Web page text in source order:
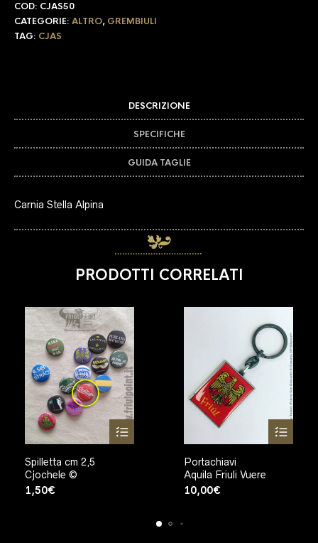
COD: CJAS50
CATEGORIE: ALTRO, GREMBIULI
TAG: CJAS
DESCRIZIONE
SPECIFICHE
GUIDA TAGLIE
Carnia Stella Alpina
PRODOTTI CORRELATI
Spilletta cm 2,5
Cjochele ©
1,50€
Portachiavi
Aquila Friuli Vuere
10,00€